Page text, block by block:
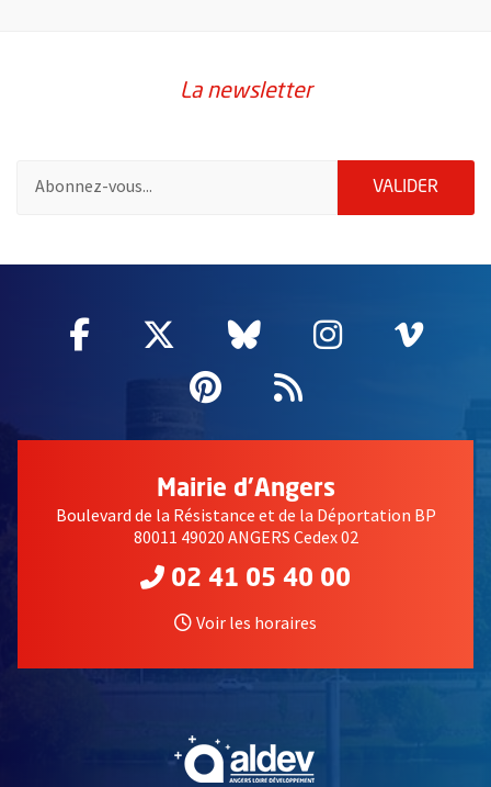
La newsletter
VALIDER
Facebook
, Ouvre une nouvelle fenêtre
Twitter
, Ouvre une nouvelle
Bluesky
, Ouvre une
Instagram
, Ouvre
,
Pinterest
, Ouvre une
Flux RSS
Mairie d'Angers
Boulevard de la Résistance et de la Déportation BP
80011 49020 ANGERS Cedex 02
02 41 05 40 00
Voir les horaires